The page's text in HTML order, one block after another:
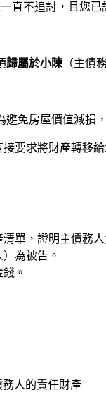
直不追討，且您已
歸屬於小陳 （主債
免房屋價值減
要求將財產轉移給
單，證明主債務人
）為被告。
。
人的責任財產